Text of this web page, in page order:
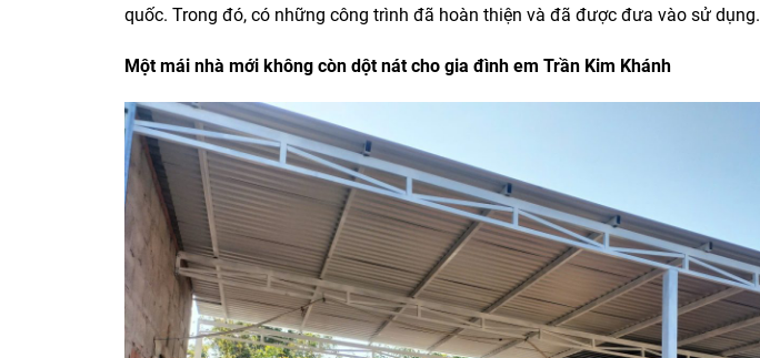
quốc. Trong đó, có những công trình đã hoàn thiện và đã được đưa vào sử dụng.
Một mái nhà mới không còn dột nát cho gia đình em Trần Kim Khánh